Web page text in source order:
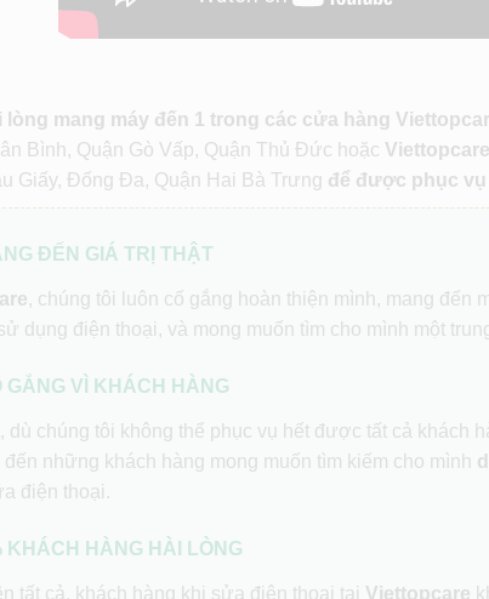
lòng mang máy đến 1 trong các cửa hàng
Bình, Quận Gò Vấp, Quận Thủ Đức hoặc
Giấy, Đống Đa, Quận Hai Bà Trưng để được phục vụ
ĐẾN GIÁ TRỊ THẬT
, chúng tôi luôn cố gắng hoàn thiện mình, mang đến
dụng điện thoại, và mong muốn tìm cho mình một
GẮNG VÌ KHÁCH HÀNG
dù chúng tôi không thể phục vụ hết được tất cả khách
đến những khách hàng mong muốn tìm kiếm cho mình
điện thoại.
KHÁCH HÀNG HÀI LÒNG
tất cả, khách hàng khi sửa điện thoại tại Viettopcare